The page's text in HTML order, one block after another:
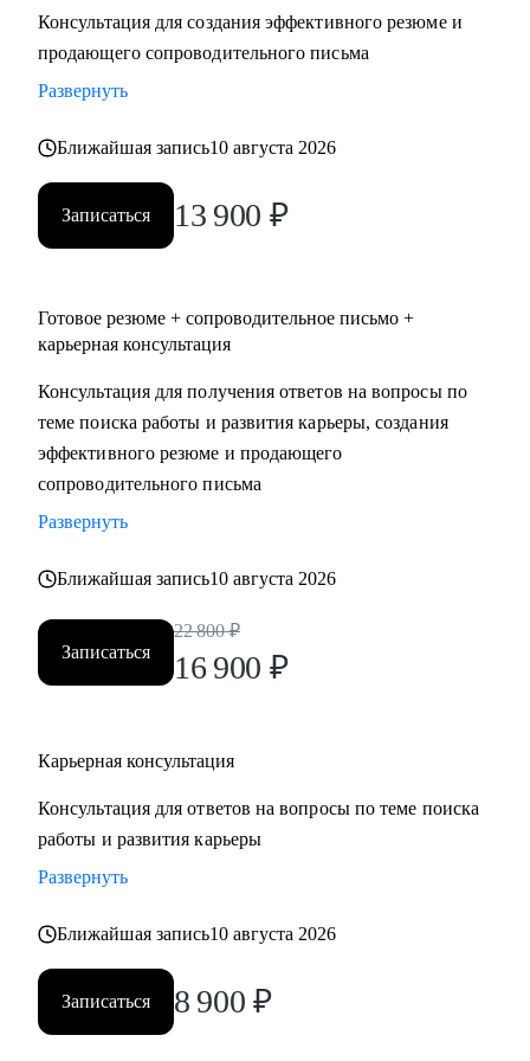
• Два высших образования - Менеджмент и Стратегическое
управление персоналом. Дополнительное образование в
сфере коучинга и карьерного консультирования.
С чем помогу:
• Нет приглашений на интервью - разберем, почему рынок
не видит вашу ценность, и исправим.
• Не знаете, как выгодно представить опыт - соберем
• Перерыв в работе, разнородный бэкграунд (нелинейный
которая закроет вопросы нанимающей стороны.
• Карьерный переход или выход на новый уровень дохода -
выстроим стратегию с конкретными шагами.
• Готовитесь к важному интервью - отработаем ответы и
подсветим сильные стороны.
тренды и ваше позиционирование.
плыть по течению, но не знаете с чего начать ;)
глубокой экспертизы и использования в работе различных
Консультация для создания эффективного резюме и
продающего сопроводительного письма
Развернуть
Ближайшая запись10 августа 2026
Записаться 13 900 ₽
Готовое резюме + сопроводительное письмо +
карьерная консультация
Консультация для получения ответов на вопросы по
теме поиска работы и развития карьеры, создания
эффективного резюме и продающего
сопроводительного письма
Развернуть
Ближайшая запись10 августа 2026
Записаться
22 800 ₽
16 900 ₽
Карьерная консультация
Консультация для ответов на вопросы по теме поиска
работы и развития карьеры
Развернуть
Ближайшая запись10 августа 2026
Записаться 8 900 ₽